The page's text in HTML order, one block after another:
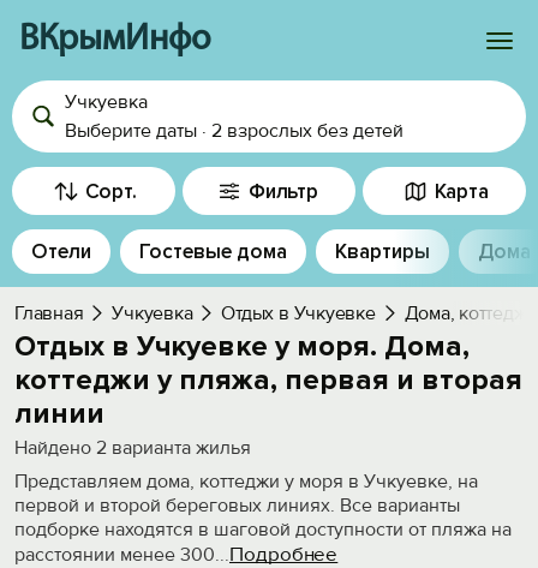
ВКрымИнфо
Войти
Избранное
История просмотра
Добавить свой объект
Учкуевка
Выберите даты · 2 взрослых без детей
Сорт. Фильтр Карта
Отели Гостевые дома Квартиры Дома
Главная Учкуевка Отдых в Учкуевке Дома, коттеджи
Отдых в Учкуевке у моря. Дома,
коттеджи у пляжа, первая и вторая
линии
Найдено 2 варианта жилья
Представляем дома, коттеджи у моря в Учкуевке, на
первой и второй береговых линиях. Все варианты
подборке находятся в шаговой доступности от пляжа на
расстоянии менее 300...Подробнее